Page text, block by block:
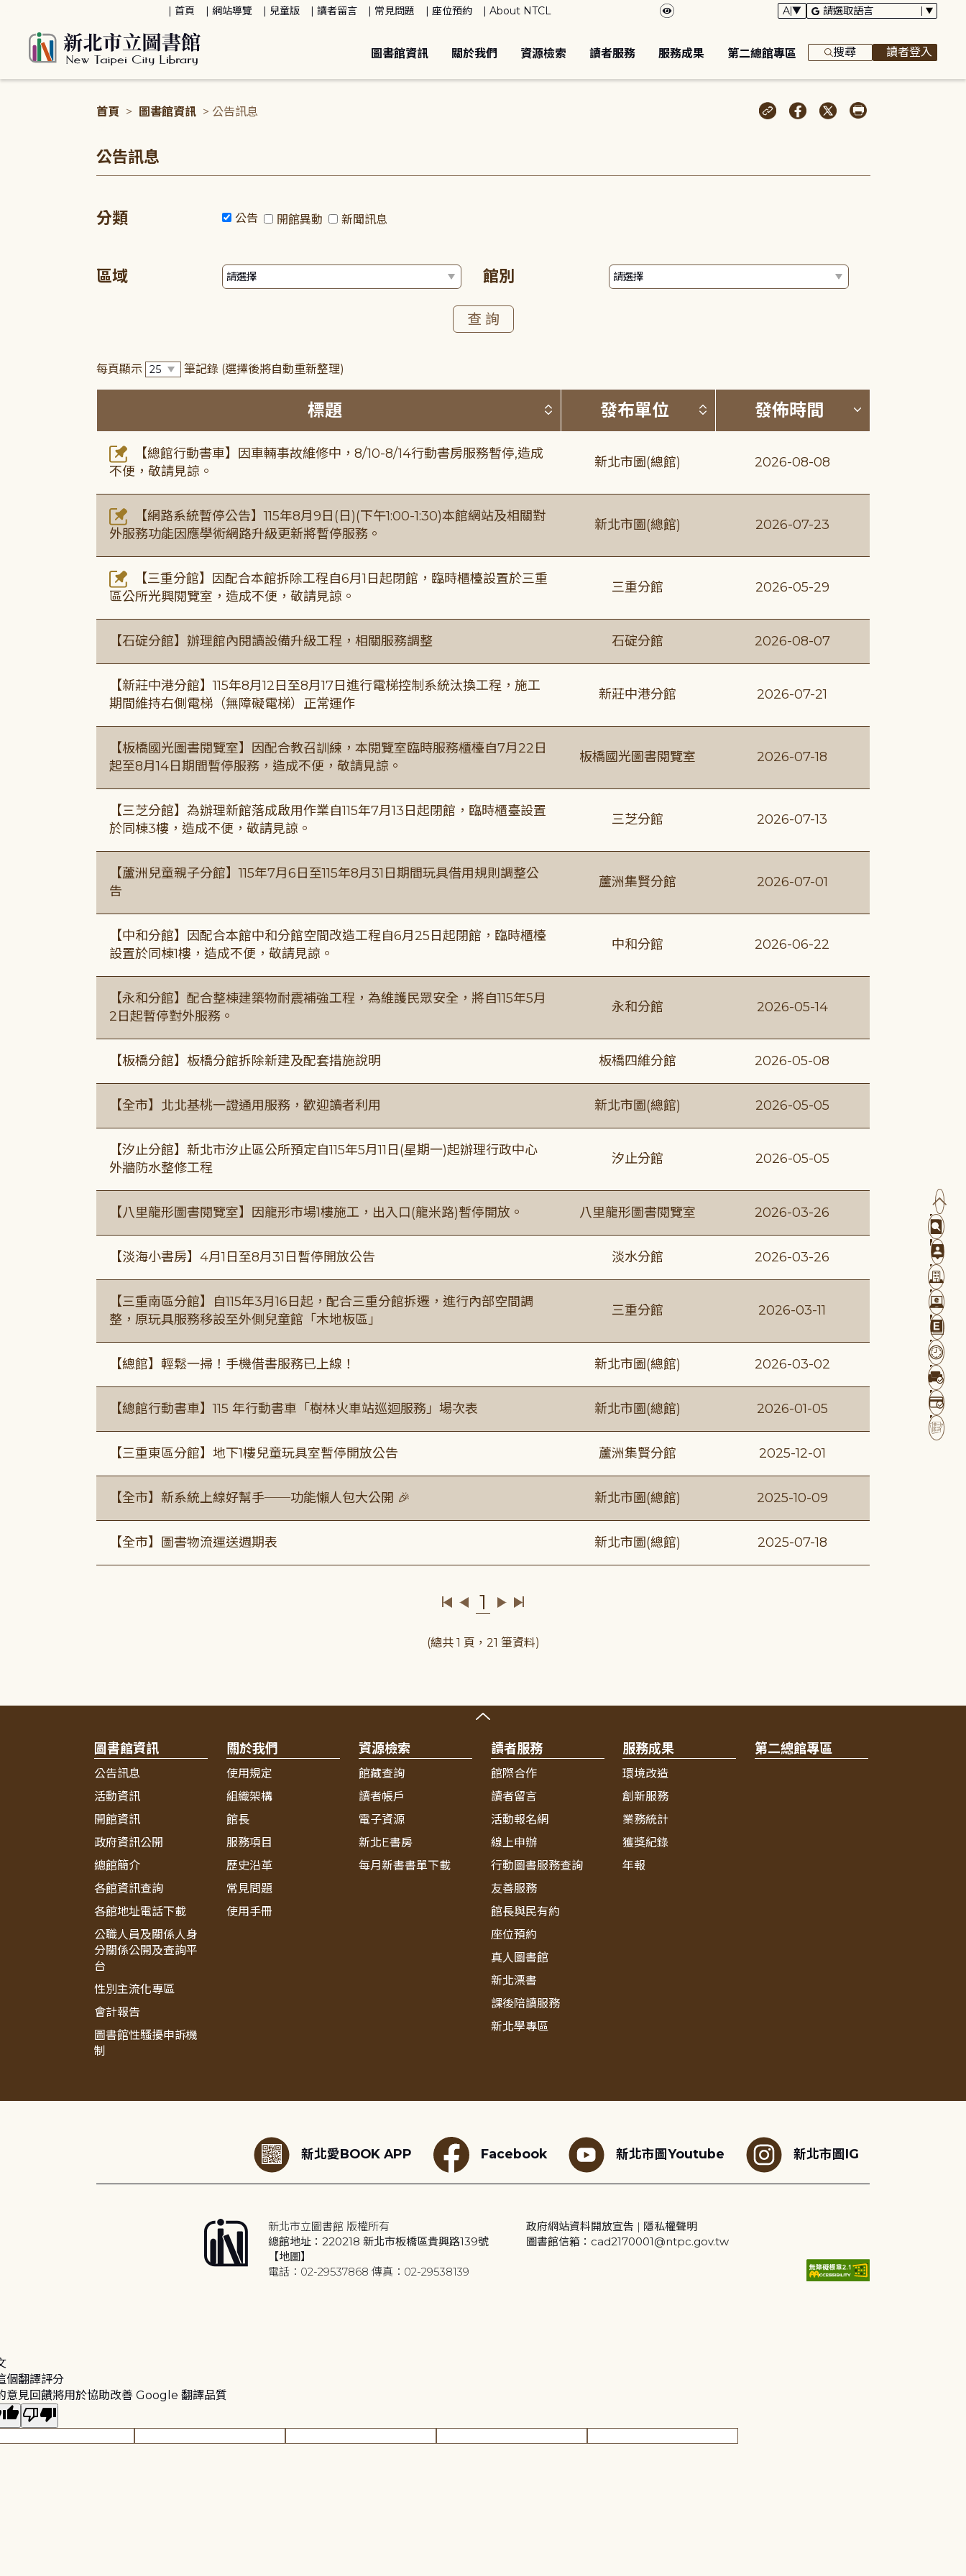
首頁 網站導覽 兒童版 讀者留言 常見問題 座位預約 About NTCL
圖書館資訊 關於我們 資源檢索 讀者服務 服務成果 第二總館專區 搜尋 讀者登入
首頁 > 圖書館資訊 > 公告訊息
公告訊息
分類 公告 開館異動 新聞訊息
區域 館別
每頁顯示 筆記錄 (選擇後將自動重新整理)
標題 按標題排序 (升降冪)
發布單位 按發布單位排序 (升降冪)
發佈時間 按發佈時間
【總館行動書車】因車輛事故維修中，8/10-8/14行動書房服務暫停,造成
不便，敬請見諒。
新北市圖(總館) 2026-08-08
【網路系統暫停公告】115年8月9日(日)(下午1:00-1:30)本館網站及相關對
外服務功能因應學術網路升級更新將暫停服務。
新北市圖(總館) 2026-07-23
【三重分館】因配合本館拆除工程自6月1日起閉館，臨時櫃檯設置於三重
區公所光興閱覽室，造成不便，敬請見諒。
三重分館 2026-05-29
【石碇分館】辦理館內閱讀設備升級工程，相關服務調整 石碇分館 2026-08-07
【新莊中港分館】115年8月12日至8月17日進行電梯控制系統汰換工程，施工
期間維持右側電梯（無障礙電梯）正常運作
新莊中港分館 2026-07-21
【板橋國光圖書閱覽室】因配合教召訓練，本閱覽室臨時服務櫃檯自7月22日
起至8月14日期間暫停服務，造成不便，敬請見諒。
板橋國光圖書閱覽室 2026-07-18
【三芝分館】為辦理新館落成啟用作業自115年7月13日起閉館，臨時櫃臺設置
於同棟3樓，造成不便，敬請見諒。
三芝分館 2026-07-13
【蘆洲兒童親子分館】115年7月6日至115年8月31日期間玩具借用規則調整公
告
蘆洲集賢分館 2026-07-01
【中和分館】因配合本館中和分館空間改造工程自6月25日起閉館，臨時櫃檯
設置於同棟1樓，造成不便，敬請見諒。
中和分館 2026-06-22
【永和分館】配合整棟建築物耐震補強工程，為維護民眾安全，將自115年5月
2日起暫停對外服務。
永和分館 2026-05-14
【板橋分館】板橋分館拆除新建及配套措施說明 板橋四維分館 2026-05-08
【全市】北北基桃一證通用服務，歡迎讀者利用 新北市圖(總館) 2026-05-05
【汐止分館】新北市汐止區公所預定自115年5月11日(星期一)起辦理行政中心
外牆防水整修工程
汐止分館 2026-05-05
【八里龍形圖書閱覽室】因龍形市場1樓施工，出入口(龍米路)暫停開放。 八里龍形圖書閱覽室 2026-03-26
【淡海小書房】4月1日至8月31日暫停開放公告 淡水分館 2026-03-26
【三重南區分館】自115年3月16日起，配合三重分館拆遷，進行內部空間調
整，原玩具服務移設至外側兒童館「木地板區」
三重分館 2026-03-11
【總館】輕鬆一掃！手機借書服務已上線！ 新北市圖(總館) 2026-03-02
【總館行動書車】115 年行動書車「樹林火車站巡迴服務」場次表 新北市圖(總館) 2026-01-05
【三重東區分館】地下1樓兒童玩具室暫停開放公告 蘆洲集賢分館 2025-12-01
【全市】新系統上線好幫手──功能懶人包大公開 🎉 新北市圖(總館) 2025-10-09
【全市】圖書物流運送週期表 新北市圖(總館) 2025-07-18
1
(總共 1 頁，21 筆資料)
圖書館資訊
公告訊息
活動資訊
開館資訊
政府資訊公開
總館簡介
各館資訊查詢
各館地址電話下載
公職人員及關係人身
分關係公開及查詢平
台
性別主流化專區
會計報告
圖書館性騷擾申訴機
制
關於我們
使用規定
組織架構
館長
服務項目
歷史沿革
常見問題
使用手冊
資源檢索
館藏查詢
讀者帳戶
電子資源
新北E書房
每月新書書單下載
讀者服務
館際合作
讀者留言
活動報名網
線上申辦
行動圖書服務查詢
友善服務
館長與民有約
座位預約
真人圖書館
新北漂書
課後陪讀服務
新北學專區
服務成果
環境改造
創新服務
業務統計
獲獎紀錄
年報
第二總館專區
新北愛BOOK APP Facebook 新北市圖Youtube 新北市圖IG
新北市立圖書館 版權所有
總館地址：220218 新北市板橋區貴興路139號
【地圖】
電話：02-29537868 傳真：02-29538139
政府網站資料開放宣告 | 隱私權聲明
圖書館信箱：cad2170001@ntpc.gov.tw
個翻譯評分
意見回饋將用於協助改善 Google 翻譯品質